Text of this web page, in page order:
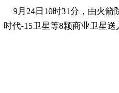
9月24日10时31分，由火箭
时代-15卫星等8颗商业卫星